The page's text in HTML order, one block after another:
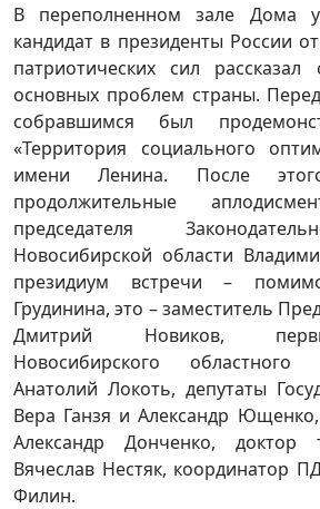
В переполненном зале Дома
кандидат в президенты России
патриотических сил
основных проблем страны.
собравшимся был
«Территория социального
имени Ленина. После
продолжительные
председателя
Новосибирской области
президиум встречи –
Грудинина, это – заместитель
Дмитрий Новиков,
Новосибирского
Анатолий Локоть, депутаты
Вера Ганзя и Александр
Александр Донченко, доктор
Вячеслав Нестяк, координатор
Филин.